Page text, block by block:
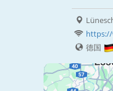
https://
德国